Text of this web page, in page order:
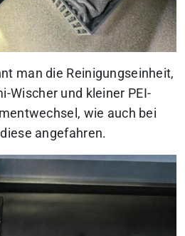
man die Reinigungseinheit,
Wischer und kleiner PEI-
wie auch bei
angefahren.